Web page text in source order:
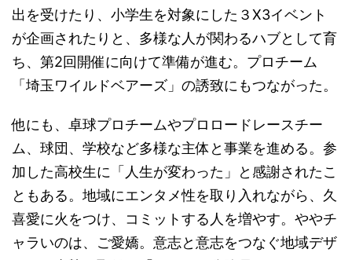
出を受けたり、小学生を対象にした３X3イベント
が企画されたりと、多様な人が関わるハブとして育
ち、第2回開催に向けて準備が進む。プロチーム
「埼玉ワイルドベアーズ」の誘致にもつながった。
他にも、卓球プロチームやプロロードレースチー
ム、球団、学校など多様な主体と事業を進める。参
加した高校生に「人生が変わった」と感謝されたこ
ともある。地域にエンタメ性を取り入れながら、久
喜愛に火をつけ、コミットする人を増やす。ややチ
ャラいのは、ご愛嬌。意志と意志をつなぐ地域デザ